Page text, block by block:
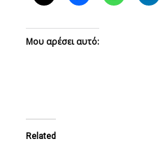
Μου αρέσει αυτό:
Related